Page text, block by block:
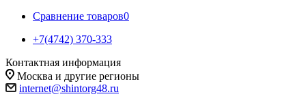
Сравнение товаров0
+7(4742) 370-333
Контактная информация
Москва и другие регионы
internet@shintorg48.ru